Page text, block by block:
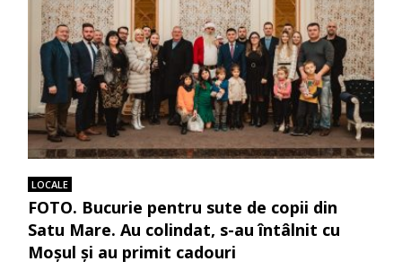
LOCALE
FOTO. Bucurie pentru sute de copii din
Satu Mare. Au colindat, s-au întâlnit cu
Moșul și au primit cadouri